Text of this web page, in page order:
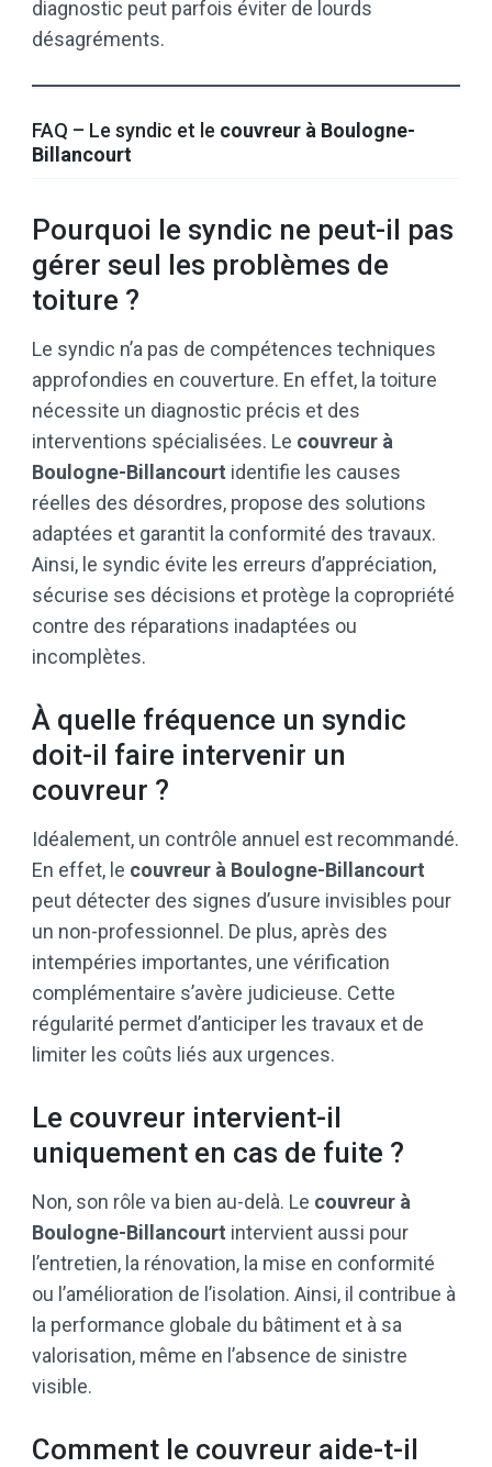
diagnostic peut parfois éviter de lourds
désagréments.
FAQ – Le syndic et le couvreur à Boulogne-
Billancourt
Pourquoi le syndic ne peut-il pas
gérer seul les problèmes de
toiture ?
Le syndic n’a pas de compétences techniques
approfondies en couverture. En effet, la toiture
nécessite un diagnostic précis et des
interventions spécialisées. Le couvreur à
Boulogne-Billancourt identifie les causes
réelles des désordres, propose des solutions
adaptées et garantit la conformité des travaux.
Ainsi, le syndic évite les erreurs d’appréciation,
sécurise ses décisions et protège la copropriété
contre des réparations inadaptées ou
incomplètes.
À quelle fréquence un syndic
doit-il faire intervenir un
couvreur ?
Idéalement, un contrôle annuel est recommandé.
En effet, le couvreur à Boulogne-Billancourt
peut détecter des signes d’usure invisibles pour
un non-professionnel. De plus, après des
intempéries importantes, une vérification
complémentaire s’avère judicieuse. Cette
régularité permet d’anticiper les travaux et de
limiter les coûts liés aux urgences.
Le couvreur intervient-il
uniquement en cas de fuite ?
Non, son rôle va bien au-delà. Le couvreur à
Boulogne-Billancourt intervient aussi pour
l’entretien, la rénovation, la mise en conformité
ou l’amélioration de l’isolation. Ainsi, il contribue à
la performance globale du bâtiment et à sa
valorisation, même en l’absence de sinistre
visible.
Comment le couvreur aide-t-il